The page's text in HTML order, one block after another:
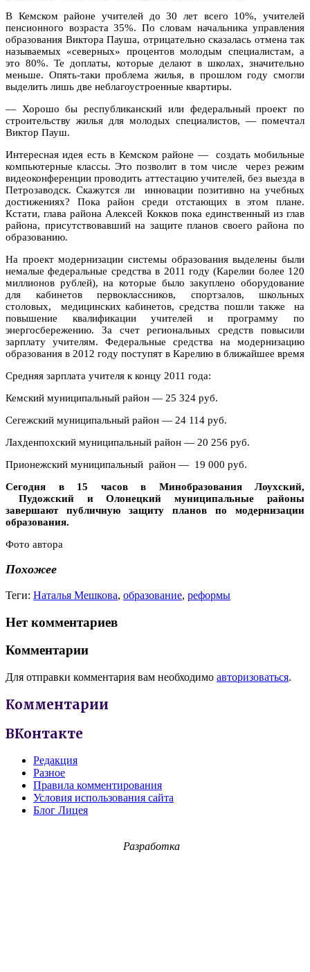
В Кемском районе учителей до 30 лет всего 10%, учителей
пенсионного возраста 35%. По словам начальника управления
образования Виктора Пауша, отрицательно сказалась отмена так
называемых «северных» процентов молодым специалистам, а
это 80%. Те доплаты, которые делают в школах, значительно
меньше. Опять-таки проблема жилья, в прошлом году смогли
выделить лишь две неблагоустроенные квартиры.
— Хорошо бы республиканский или федеральный проект по
строительству жилья для молодых специалистов, — помечтал
Виктор Пауш.
Интересная идея есть в Кемском районе — создать мобильные
компьютерные классы. Это позволит в том числе через режим
видеоконференции проводить аттестацию учителей, без выезда в
Петрозаводск. Скажутся ли инновации позитивно на учебных
достижениях? Пока район среди отстающих в этом плане.
Кстати, глава района Алексей Кокков пока единственный из глав
района, присутствовавший на защите планов своего района по
образованию.
На проект модернизации системы образования выделены были
немалые федеральные средства в 2011 году (Карелии более 120
миллионов рублей), на которые было закуплено оборудование
для кабинетов первоклассников, спортзалов, школьных
столовых, медицинских кабинетов, средства пошли также на
повышение квалификации учителей и программу по
энергосбережению. За счет региональных средств повысили
зарплату учителям. Федеральные средства на модернизацию
образования в 2012 году поступят в Карелию в ближайшее время
Средняя зарплата учителя к концу 2011 года:
Кемский муниципальный район — 25 324 руб.
Сегежский муниципальный район — 24 114 руб.
Лахденпохский муниципальный район — 20 256 руб.
Прионежский муниципальный район — 19 000 руб.
Сегодня в 15 часов в Минобразования Лоухский,
Пудожский и Олонецкий муниципальные районы
завершают публичную защиту планов по модернизации
образования.
Фото автора
Похожее
Теги: Наталья Мешкова, образование, реформы
Нет комментариев
Комментарии
Для отправки комментария вам необходимо авторизоваться.
Комментарии
ВКонтакте
Редакция
Разное
Правила комментирования
Условия использования сайта
Блог Лицея
Разработка